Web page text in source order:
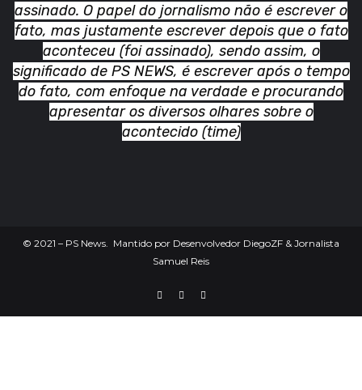
assinado. O papel do jornalismo não é escrever o
fato, mas justamente escrever depois que o fato
aconteceu (foi assinado), sendo assim, o
significado de PS NEWS, é escrever após o tempo
do fato, com enfoque na verdade e procurando
apresentar os diversos olhares sobre o
acontecido (time)
© 2021 – PS News. Mantido por Desenvolvedor DiegoZF & Jornalista
Samuel Reis